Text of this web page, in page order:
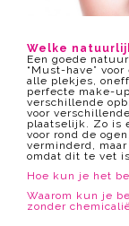
Welke
Een goede
“Must-have”
alle plekjes,
perfecte make-
verschillende
voor
plaatselijk. Zo is
voor rond de
verminderd,
omdat dit te vet
Hoe kun je het
Waarom kun je
zonder